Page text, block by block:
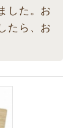
した。お
たら、お